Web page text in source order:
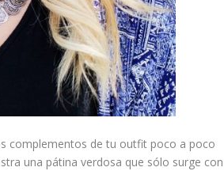
complementos de tu outfit poco a poco
una pátina verdosa que sólo surge con